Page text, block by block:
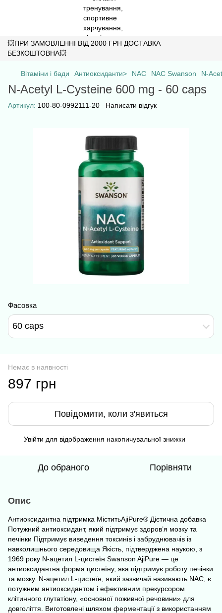
💥ПРИ ЗАМОВЛЕННІ ВІД 2000 ГРН ДОСТАВКА
БЕЗКОШТОВНА💥
Вітаміни і бади Антиоксиданти> NAC NAC Swanson N-
N-Acetyl L-Cysteine 600 mg - 60 caps
Артикул: 100-80-0992111-20 Написати відгук
Фасовка
60 caps
Немає в наявності
897 грн
Повідомити, коли з'явиться
Увійти для відображення накопичувальної знижки
До обраного Порівняти
Опис
Антиоксидантна підтримка МіститьAjiPure® Дієтична добавка
Потужний антиоксидант, який підтримує здоров’я мозку та
печінки Підтримує виведення токсинів і забруднювачів із
навколишнього середовища Якість, підтверджена наукою, з
1969 року N-ацетил L-цистеїн Swanson AjiPure — це
антиоксидантна форма цистеїну, яка підтримує роботу печінки
та мозку. N-ацетил L-цистеїн, який зазвичай називають NAC, є
потужним антиоксидантом і ефективним прекурсором
клітинного глутатіону, «основної поживної речовини» для
довголіття. Виготовлені шляхом ферментації з використанням